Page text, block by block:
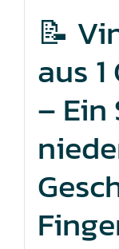
📝
aus
– Ein